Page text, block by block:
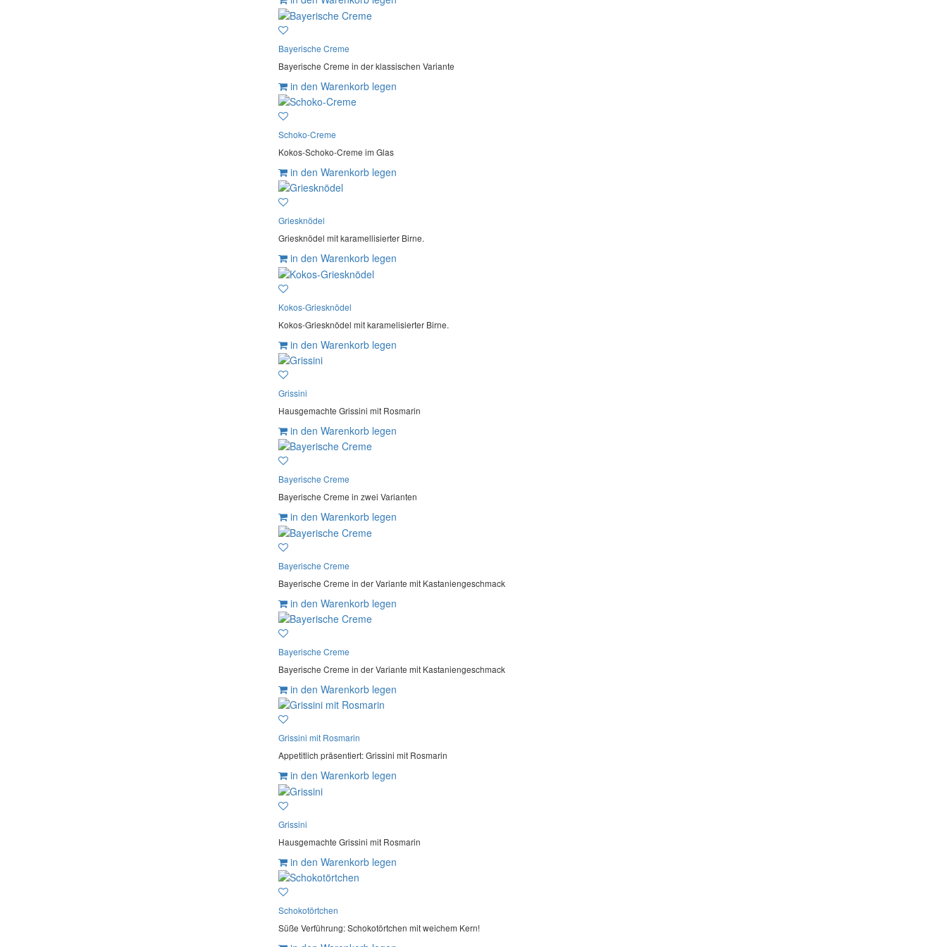
Bayerische Creme
Bayerische Creme in der klassischen Variante
in den Warenkorb legen
Schoko-Creme
Kokos-Schoko-Creme im Glas
in den Warenkorb legen
Griesknödel
Griesknödel mit karamellisierter Birne.
in den Warenkorb legen
Kokos-Griesknödel
Kokos-Griesknödel mit karamelisierter Birne.
in den Warenkorb legen
Grissini
Hausgemachte Grissini mit Rosmarin
in den Warenkorb legen
Bayerische Creme
Bayerische Creme in zwei Varianten
in den Warenkorb legen
Bayerische Creme
Bayerische Creme in der Variante mit Kastaniengeschmack
in den Warenkorb legen
Bayerische Creme
Bayerische Creme in der Variante mit Kastaniengeschmack
in den Warenkorb legen
Grissini mit Rosmarin
Appetitlich präsentiert: Grissini mit Rosmarin
in den Warenkorb legen
Grissini
Hausgemachte Grissini mit Rosmarin
in den Warenkorb legen
Schokotörtchen
Süße Verführung: Schokotörtchen mit weichem Kern!